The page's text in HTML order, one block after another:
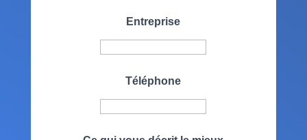
Entreprise
Téléphone